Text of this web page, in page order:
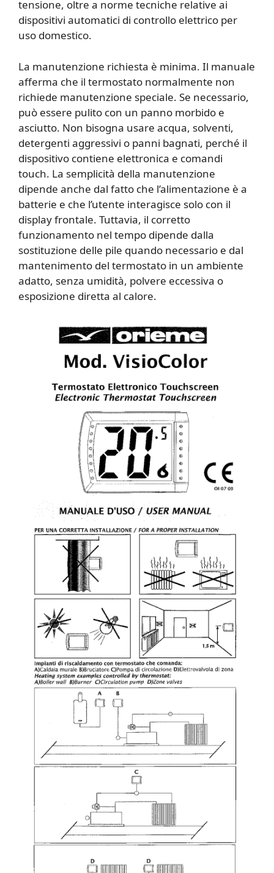
tensione, oltre a norme tecniche relative ai
dispositivi automatici di controllo elettrico per
uso domestico.
La manutenzione richiesta è minima. Il manuale
afferma che il termostato normalmente non
richiede manutenzione speciale. Se necessario,
può essere pulito con un panno morbido e
asciutto. Non bisogna usare acqua, solventi,
detergenti aggressivi o panni bagnati, perché il
dispositivo contiene elettronica e comandi
touch. La semplicità della manutenzione
dipende anche dal fatto che l’alimentazione è a
batterie e che l’utente interagisce solo con il
display frontale. Tuttavia, il corretto
funzionamento nel tempo dipende dalla
sostituzione delle pile quando necessario e dal
mantenimento del termostato in un ambiente
adatto, senza umidità, polvere eccessiva o
esposizione diretta al calore.